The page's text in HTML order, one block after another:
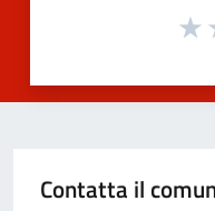
Contatta il